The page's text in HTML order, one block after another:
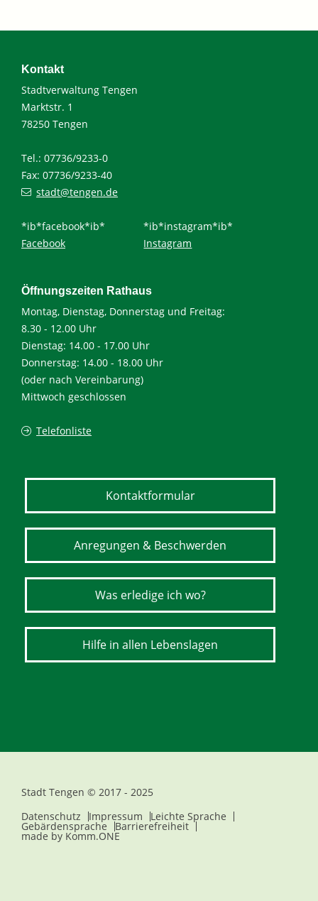
Kontakt
Stadtverwaltung Tengen
Marktstr. 1
78250 Tengen
Tel.: 07736/9233-0
Fax: 07736/9233-40
stadt@tengen.de
*ib*facebook*ib*
Facebook
*ib*instagram*ib*
Instagram
Öffnungszeiten Rathaus
Montag, Dienstag, Donnerstag und Freitag:
8.30 - 12.00 Uhr
Dienstag: 14.00 - 17.00 Uhr
Donnerstag: 14.00 - 18.00 Uhr
(oder nach Vereinbarung)
Mittwoch geschlossen
Telefonliste
Kontaktformular
Anregungen & Beschwerden
Was erledige ich wo?
Hilfe in allen Lebenslagen
Stadt Tengen © 2017 - 2025
Datenschutz
Impressum Leichte Sprache
Gebärdensprache Barrierefreiheit
made by Komm.ONE